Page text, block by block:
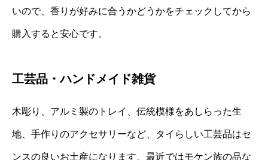
いので、香りが好みに合うかどうかをチェックしてから
購入すると安心です。
工芸品・ハンドメイド雑貨
木彫り、アルミ製のトレイ、伝統模様をあしらった生
地、手作りのアクセサリーなど、タイらしい工芸品はセ
ンスの良いお土産になります。最近ではモケン族の品な